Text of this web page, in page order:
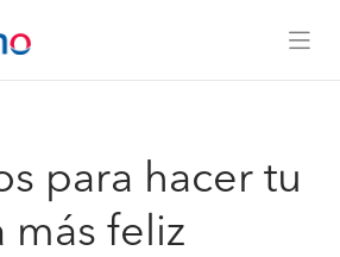
para hacer tu
más feliz